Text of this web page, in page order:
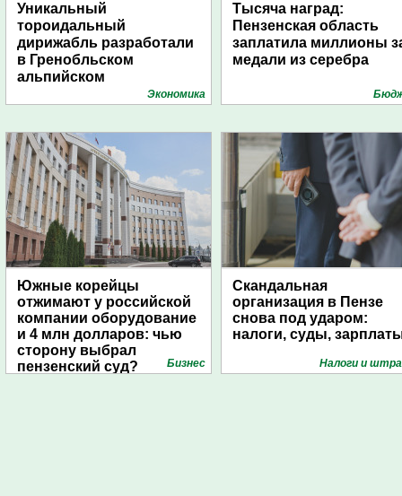
Уникальный
тороидальный
дирижабль разработали
в Гренобльском
альпийском
Экономика
Тысяча наград:
Пензенская область
заплатила миллионы
медали из серебра
Южные корейцы
отжимают у российской
компании оборудование
и 4 млн долларов: чью
сторону выбрал
пензенский суд?
Бизнес
Скандальная
организация в Пензе
снова под ударом:
налоги, суды,
Налоги и